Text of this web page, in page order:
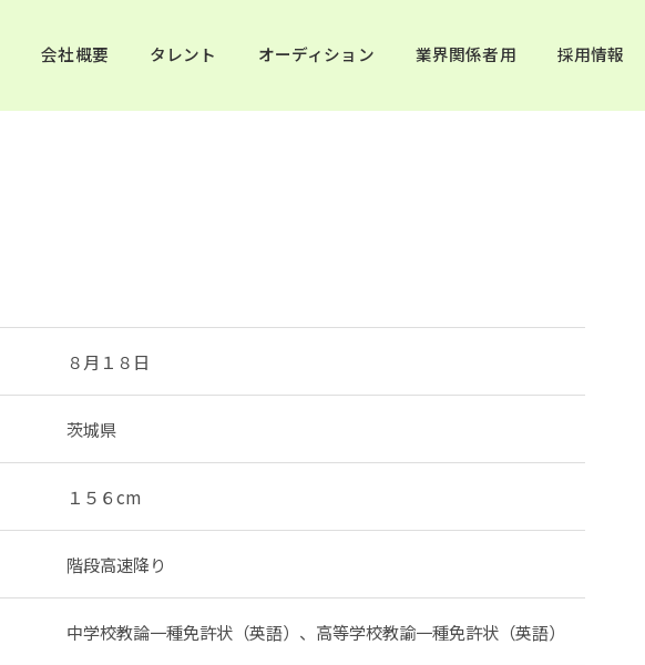
会社概要 タレント オーディション 業界関係者用 採用情報
８月１８日
茨城県
１５６cm
階段高速降り
中学校教論一種免許状（英語）、高等学校教諭一種免許状（英語）